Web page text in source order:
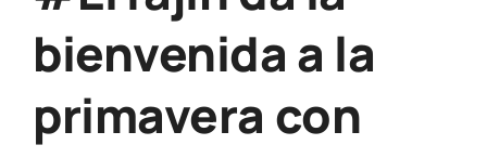
bienvenida a la
primavera con